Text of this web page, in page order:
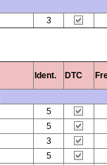
3
Ident. DTC
5
5
3
5